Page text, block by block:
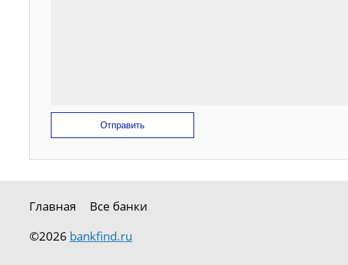
Отправить
Главная
Все банки
©2026 bankfind.ru